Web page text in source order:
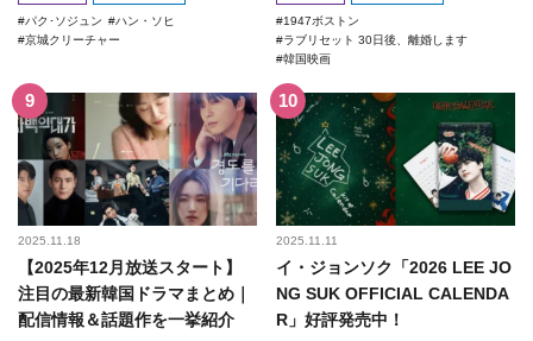
パク･ソジュン
ハン・ソヒ
京城クリーチャー
1947ボストン
ラブリセット 30日後、離婚します
韓国映画
2025.11.18
【2025年12月放送スタート】
注目の最新韓国ドラマまとめ｜
配信情報＆話題作を一挙紹介
2025.11.11
イ・ジョンソク「2026 LEE JO
NG SUK OFFICIAL CALENDA
R」好評発売中！